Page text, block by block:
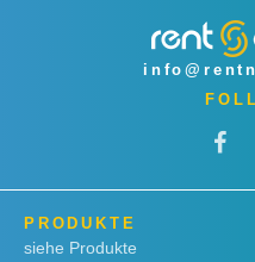
PRODUKTE
siehe Produkte